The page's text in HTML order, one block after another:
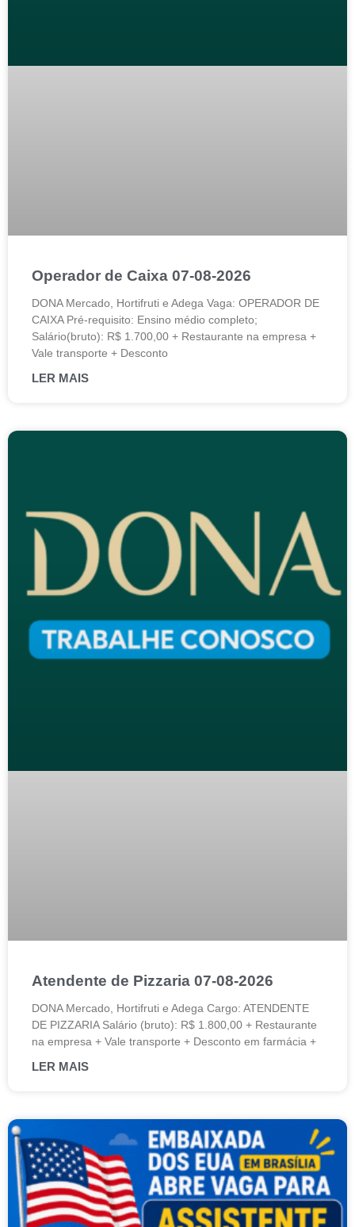
Operador de Caixa 07-08-2026
DONA Mercado, Hortifruti e Adega Vaga: OPERADOR DE
CAIXA Pré-requisito: Ensino médio completo;
Salário(bruto): R$ 1.700,00 + Restaurante na empresa +
Vale transporte + Desconto
LER MAIS
Atendente de Pizzaria 07-08-2026
DONA Mercado, Hortifruti e Adega Cargo: ATENDENTE
DE PIZZARIA Salário (bruto): R$ 1.800,00 + Restaurante
na empresa + Vale transporte + Desconto em farmácia +
LER MAIS